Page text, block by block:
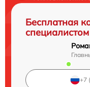
Бесплатная
специалистом